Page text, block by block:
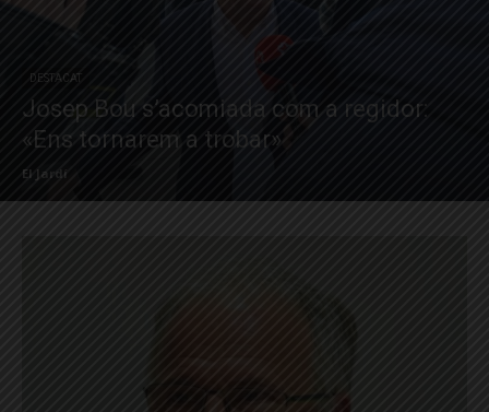
DESTACAT
Josep Bou s’acomiada com a regidor:
«Ens tornarem a trobar»
El Jardí